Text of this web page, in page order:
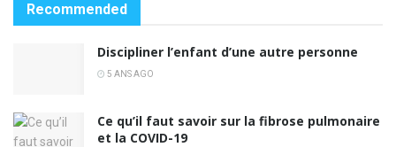
Recommended
Discipliner l’enfant d’une autre personne
5 ANS AGO
Ce qu’il faut savoir sur la fibrose pulmonaire
et la COVID-19